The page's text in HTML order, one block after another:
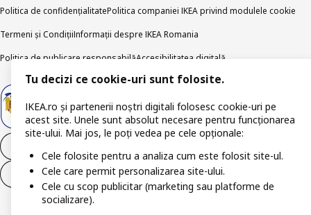
Politica de confidențialitatePolitica companiei IKEA privind modulele cookie
Termeni și CondițiiInformații despre IKEA Romania
Politica de publicare responsabilăAccesibilitatea digitală
Retrage-te din contract (servicii)
Tu decizi ce cookie-uri sunt folosite.
IKEA.ro și partenerii noștri digitali folosesc cookie-uri pe
acest site. Unele sunt absolut necesare pentru funcționarea
site-ului. Mai jos, le poți vedea pe cele opționale:
Cele folosite pentru a analiza cum este folosit site-ul.
Cele care permit personalizarea site-ului.
Cele cu scop publicitar (marketing sau platforme de
socializare).